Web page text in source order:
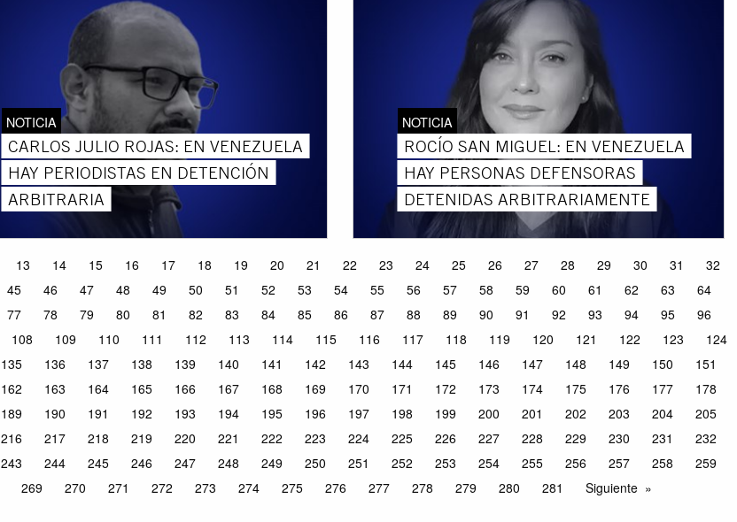
NOTICIA
CARLOS JULIO ROJAS: EN VENEZUELA
HAY PERIODISTAS EN DETENCIÓN
ARBITRARIA
NOTICIA
ROCÍO SAN MIGUEL: EN VENEZUELA
HAY PERSONAS DEFENSORAS
DETENIDAS ARBITRARIAMENTE
13 14 15 16 17 18 19 20 21 22 23 24 25 26 27 28 29 30 31
32
45 46 47 48 49 50 51 52 53 54 55 56 57 58 59 60 61 62 63
64
77 78 79 80 81 82 83 84 85 86 87 88 89 90 91 92 93 94 95
96
108 109 110 111 112 113 114 115 116 117 118 119 120 121 122 123
124
135 136 137 138 139 140 141 142 143 144 145 146 147 148 149 150
151
162 163 164 165 166 167 168 169 170 171 172 173 174 175 176 177
178
189 190 191 192 193 194 195 196 197 198 199 200 201 202 203 204
205
216 217 218 219 220 221 222 223 224 225 226 227 228 229 230 231
232
243 244 245 246 247 248 249 250 251 252 253 254 255 256 257 258
259
269 270 271 272 273 274 275 276 277 278 279 280 281 Siguiente